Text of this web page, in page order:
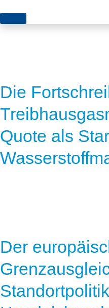
Themen
Flächen
Genehmigungen
Grundsatzfragen
Märkte
Wasserstoff
News
Blog
Karriere
Über uns
Infomaterial
Die
Quote als
Der